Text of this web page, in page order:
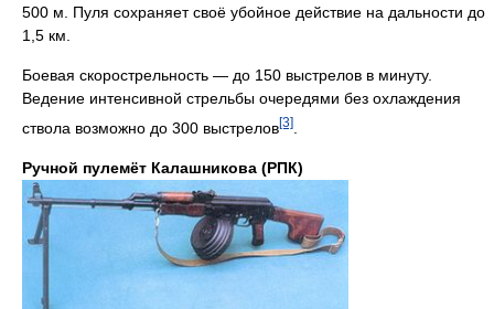
500 м. Пуля сохраняет своё убойное действие на дальности до
1,5 км.
Боевая скорострельность — до 150 выстрелов в минуту.
Ведение интенсивной стрельбы очередями без охлаждения
ствола возможно до 300 выстрелов[3]
Ручной пулемёт Калашникова (РПК)